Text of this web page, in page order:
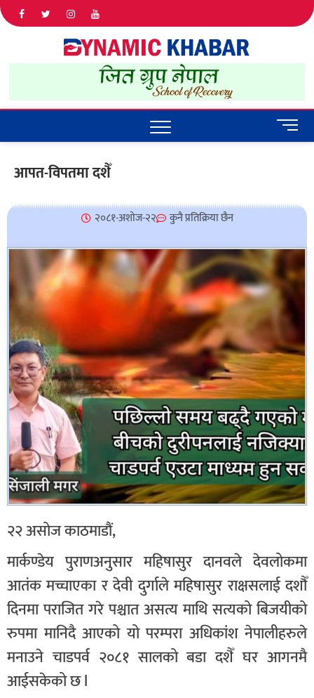
IN NEPAL
M
e
u
o
आपत-विपतमा दशैँ
२०८१-अशोज-२२ कुनै प्रतिक्रिया छैन
२२ असोज काठमाडौं,
मार्कण्डेय पुराणअनुसार महिषासुर दानवले देवलोकमा
आतंक मच्चाएका र देवी दुर्गाले महिषासुर राक्षसलाई दशौँ
दिनमा पराजित गरे पश्चात असत्य माथि सत्यको बिजयीको
रुपमा मानिदै आएको यो परम्परा अधिकांश नेपालीहरुले
मनाउने चाडपर्व २०८१ सालको बडा दशैँ घर आगनमै
आईसकेको छ l